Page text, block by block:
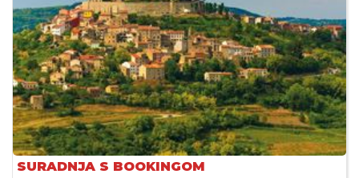
SURADNJA S BOOKINGOM